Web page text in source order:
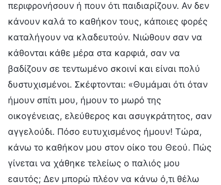
περιφρονήσουν ή πουν ότι παιδιαρίζουν. Αν δεν
κάνουν καλά το καθήκον τους, κάποιες φορές
καταλήγουν να κλαδευτούν. Νιώθουν σαν να
κάθονται κάθε μέρα στα καρφιά, σαν να
βαδίζουν σε τεντωμένο σκοινί και είναι πολύ
δυστυχισμένοι. Σκέφτονται: «Θυμάμαι ότι όταν
ήμουν σπίτι μου, ήμουν το μωρό της
οικογένειας, ελεύθερος και ασυγκράτητος, σαν
αγγελούδι. Πόσο ευτυχισμένος ήμουν! Τώρα,
κάνω το καθήκον μου στον οίκο του Θεού. Πώς
γίνεται να χάθηκε τελείως ο παλιός μου
εαυτός; Δεν μπορώ πλέον να κάνω ό,τι θέλω